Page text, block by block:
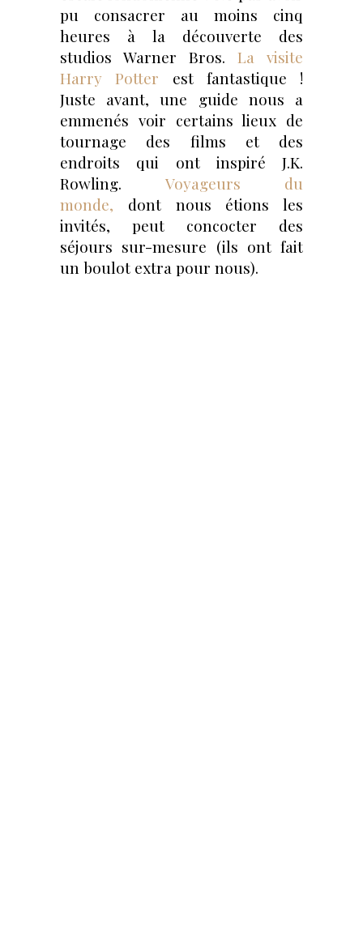
pu consacrer au moins cinq
heures à la découverte des
studios Warner Bros. La visite
Harry Potter est fantastique !
Juste avant, une guide nous a
emmenés voir certains lieux de
tournage des films et des
endroits qui ont inspiré J.K.
Rowling. Voyageurs du
monde, dont nous étions les
invités, peut concocter des
séjours sur-mesure (ils ont fait
un boulot extra pour nous).